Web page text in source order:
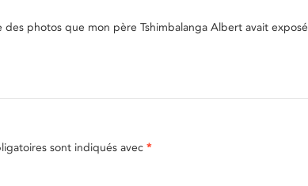
des photos que mon père Tshimbalanga Albert avait exposé
sont indiqués avec *